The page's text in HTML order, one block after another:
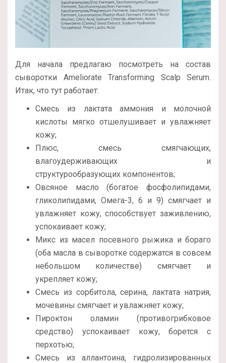
Для начала предлагаю посмотреть на состав
сыворотки Ameliorate Transforming Scalp Serum.
Итак, что тут работает:
Смесь из лактата аммония и молочной
кислоты мягко отшелушивает и увлажняет
кожу;
Плюс, смесь смягчающих,
влагоудерживающих и
структурообразующих компонентов;
Овсяное масло (богатое фосфолипидами,
гликолипидами, Омега-3, 6 и 9) смягчает и
увлажняет кожу, способствует заживлению,
успокаивает кожу;
Микс из масел посевного рыжика и бораго
(оба масла в сыворотке содержатся в совсем
небольшом количестве) смягчает и
укрепляет кожу;
Смесь из сорбитола, серина, лактата натрия,
мочевины смягчает и увлажняет кожу;
Пироктон оламин (противогрибковое
средство) успокаивает кожу, борется с
перхотью;
Смесь из аллантоина, гидролизированных